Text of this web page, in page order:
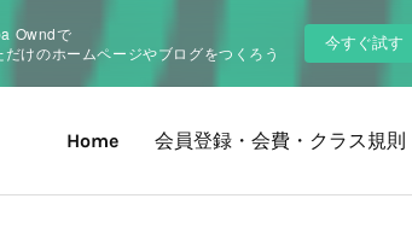
Owndで
だけのホームページやブログをつくろう
今すぐ試す
Home 会員登録・会費・クラス規